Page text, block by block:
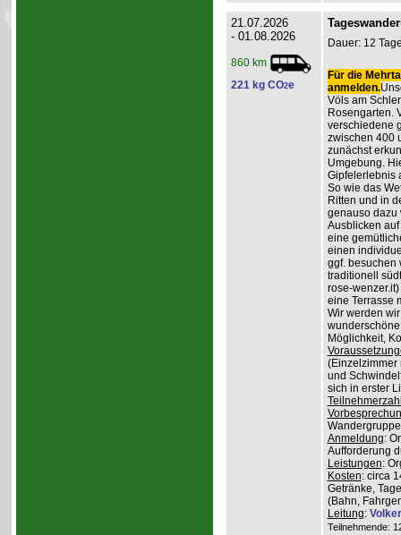
21.07.2026
- 01.08.2026
860 km
221 kg CO2e
Dauer: 12
Für die
anmelden.
Völs am
Rosengarten.
verschiedene
zwischen 400
zunächst
Umgebung.
Gipfelerlebnis
So wie das
Ritten und in
genauso dazu
Ausblicken
eine
einen
ggf. besuchen
traditionell
rose-
eine Terrasse
Wir werden
Möglichkeit,
(Einzelzimmer
und
sich in erster
Anmeldung:
Aufforderung
Leistungen:
Kosten: circa
Getränke,
(Bahn,
Leitung:
Teilnehmende: